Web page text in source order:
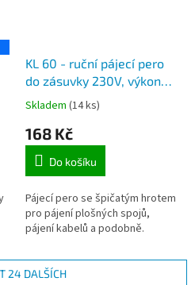
KL 60 - ruční pájecí pero
do zásuvky 230V, výkon
60W
Skladem (14 ks)
168 Kč
Do košíku
Pájecí pero se špičatým hrotem
pro pájení plošných spojů,
pájení kabelů a podobně.
24 DALŠÍCH